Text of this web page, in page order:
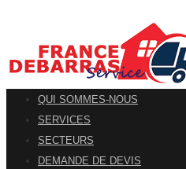
QUI SOMMES-NOUS
SERVICES
SECTEURS
DEMANDE DE DEVIS